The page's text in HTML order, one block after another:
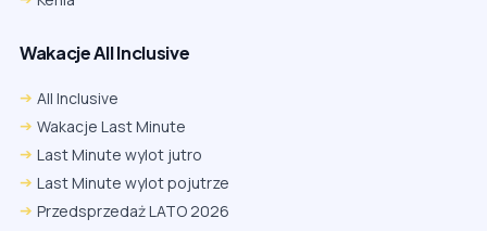
Wakacje All Inclusive
All Inclusive
Wakacje Last Minute
Last Minute wylot jutro
Last Minute wylot pojutrze
Przedsprzedaż LATO 2026